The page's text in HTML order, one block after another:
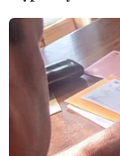
Theo dõi